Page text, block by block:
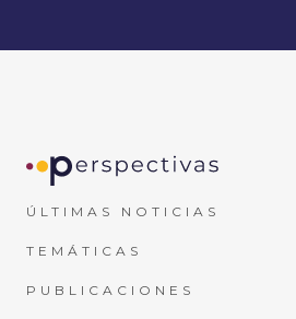
ÚLTIMAS NOTICIAS
TEMÁTICAS
PUBLICACIONES